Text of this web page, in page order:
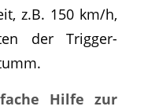
z.B. 150 km/h,
der Trigger-
Hilfe zur